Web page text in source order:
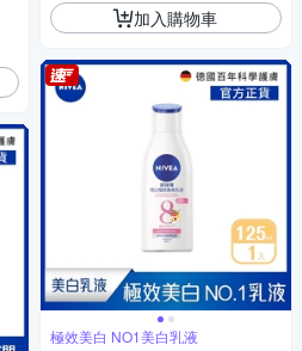
加入購物車
極效美白 NO1美白乳液